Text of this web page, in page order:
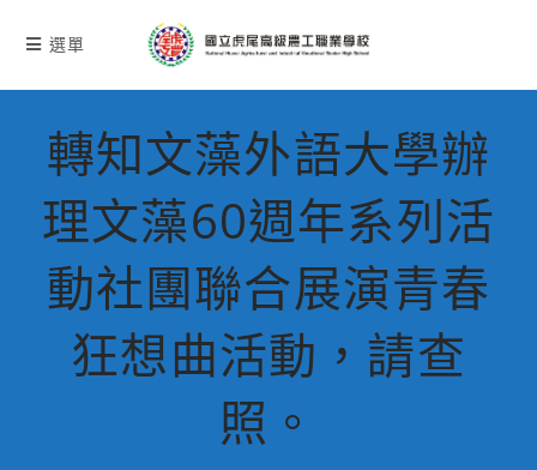
選單
轉知文藻外語大學辦
理文藻60週年系列活
動社團聯合展演青春
狂想曲活動，請查
照。